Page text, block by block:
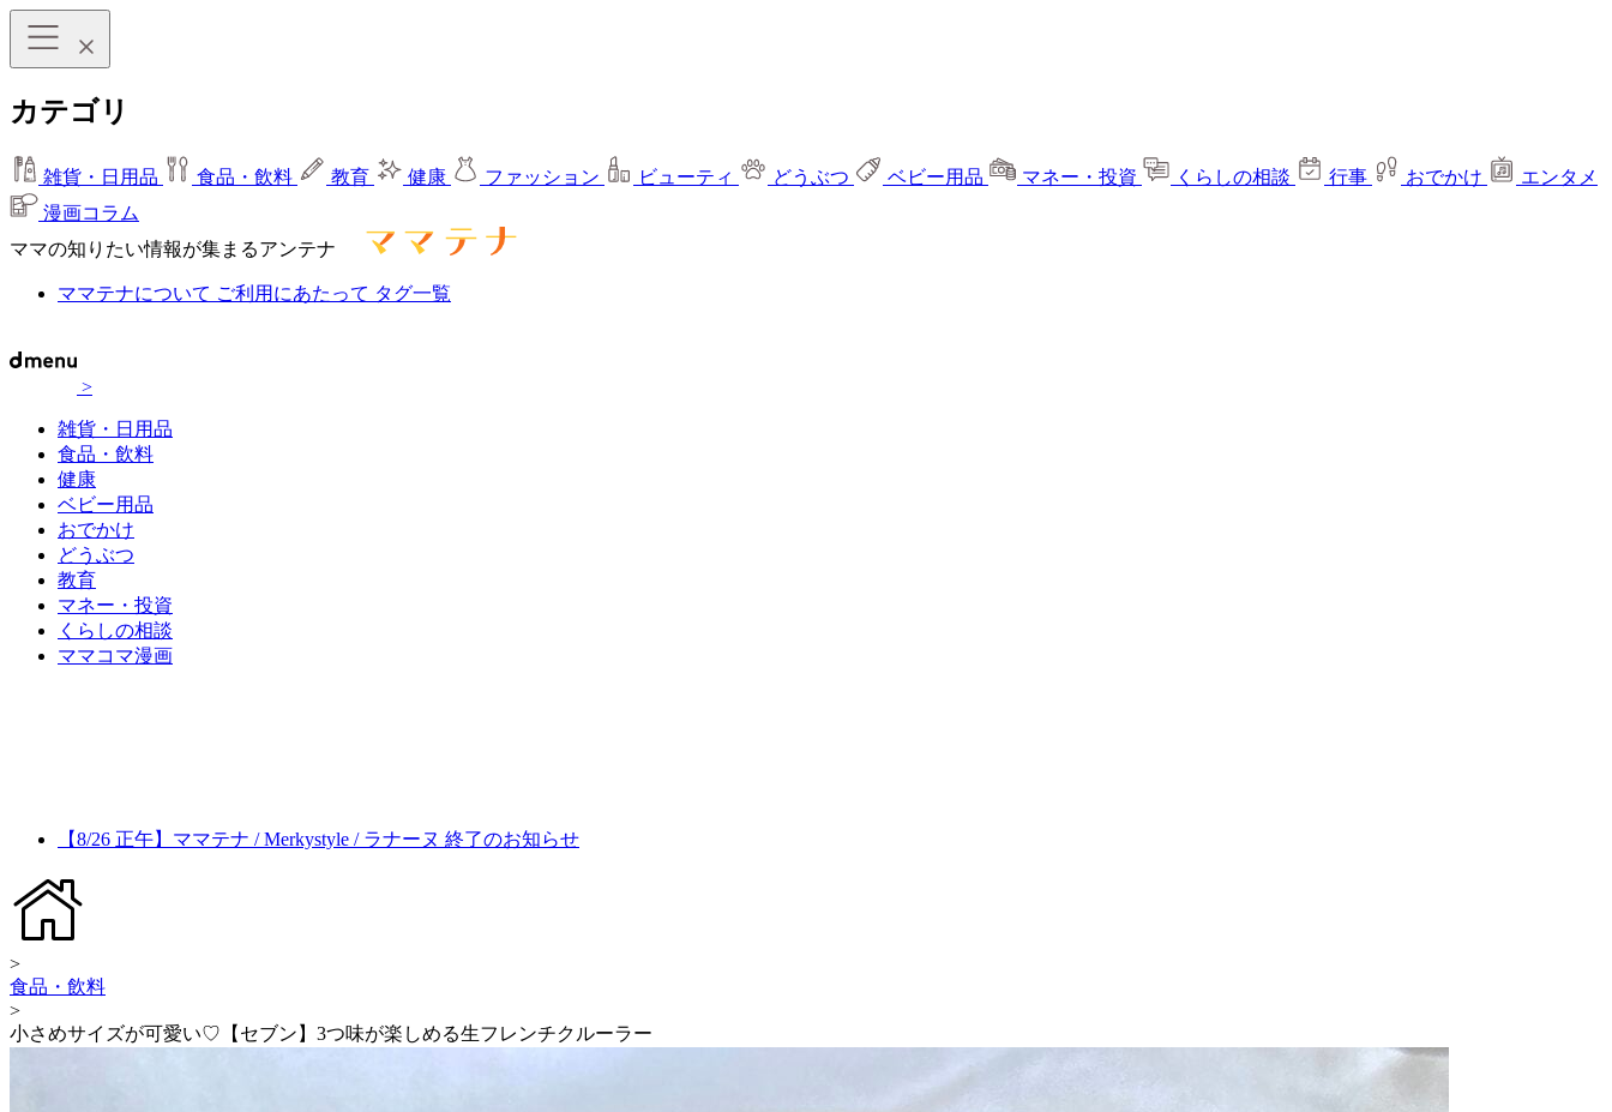
カテゴリ
雑貨・日用品 食品・飲料 教育 健康 ファッション ビューティ どうぶつ ベビー用品 マネー・投資 くらしの相談 行事 おでかけ
エンタメ
漫画コラム
ママの知りたい情報が集まるアンテナ
ママテナについて ご利用にあたって タグ一覧
>
雑貨・日用品
食品・飲料
健康
ベビー用品
おでかけ
どうぶつ
教育
マネー・投資
くらしの相談
ママコマ漫画
【8/26 正午】ママテナ / Merkystyle / ラナーヌ 終了のお知らせ
>
食品・飲料
>
小さめサイズが可愛い♡【セブン】3つ味が楽しめる生フレンチクルーラー